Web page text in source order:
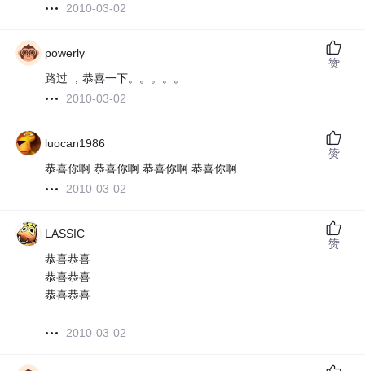
2010-03-02
powerly
路过 ，恭喜一下。。。。。
2010-03-02
赞
luocan1986
恭喜你啊 恭喜你啊 恭喜你啊 恭喜你啊
2010-03-02
赞
LASSIC
恭喜恭喜
恭喜恭喜
恭喜恭喜
2010-03-02
赞